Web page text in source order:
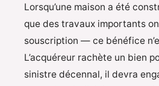
Lorsqu’une maison a été
que des travaux importants
souscription — ce bénéfice
L’acquéreur rachète un bien
sinistre décennal, il devra